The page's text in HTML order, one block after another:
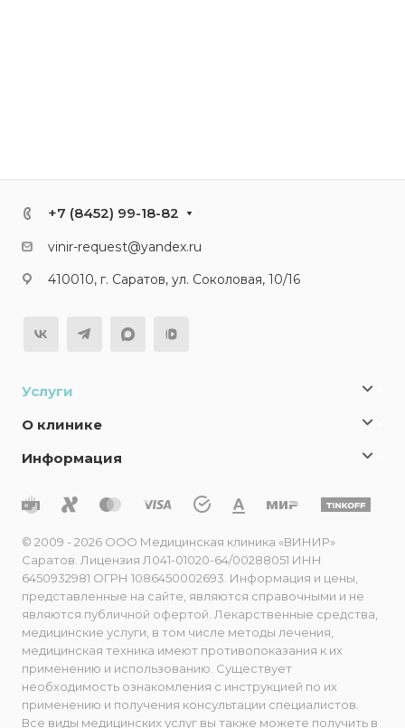
+7 (8452) 99-18-82
vinir-request@yandex.ru
410010, г. Саратов, ул. Соколовая, 10/16
Услуги
О клинике
Информация
© 2009 - 2026 ООО Медицинская клиника «ВИНИР»
Саратов. Лицензия Л041-01020-64/00288051 ИНН
6450932981 ОГРН 1086450002693. Информация и цены,
представленные на сайте, являются справочными и не
являются публичной офертой. Лекарственные средства,
медицинские услуги, в том числе методы лечения,
медицинская техника имеют противопоказания к их
применению и использованию. Существует
необходимость ознакомления с инструкцией по их
применению и получения консультации специалистов.
Все виды медицинских услуг вы также можете получить в